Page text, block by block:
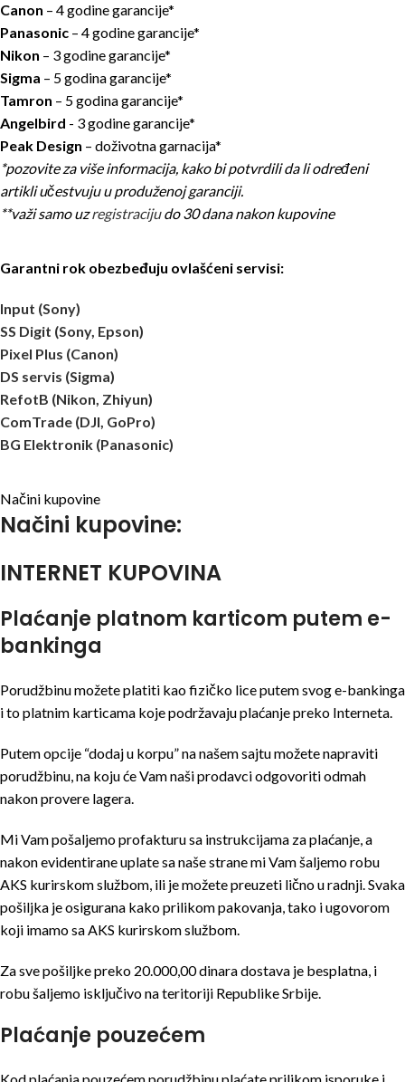
Canon – 4 godine garancije*
Panasonic – 4 godine garancije*
Nikon – 3 godine garancije*
Sigma – 5 godina garancije*
Tamron – 5 godina garancije*
Angelbird - 3 godine garancije*
Peak Design – doživotna garnacija*
*pozovite za više informacija, kako bi potvrdili da li određeni
artikli učestvuju u produženoj garanciji.
**važi samo uzregistracijudo 30 dana nakon kupovine
Garantni rok obezbeđuju ovlašćeni servisi:
Input (Sony)
SS Digit (Sony, Epson)
Pixel Plus (Canon)
DS servis (Sigma)
RefotB (Nikon, Zhiyun)
ComTrade (DJI, GoPro)
BG Elektronik (Panasonic)
Načini kupovine
Načini kupovine:
INTERNET KUPOVINA
Plaćanje platnom karticom putem e-
bankinga
Porudžbinu možete platiti kao fizičko lice putem svog e-bankinga
i to platnim karticama koje podržavaju plaćanje preko Interneta.
Putem opcije “dodaj u korpu” na našem sajtu možete napraviti
porudžbinu, na koju će Vam naši prodavci odgovoriti odmah
nakon provere lagera.
Mi Vam pošaljemo profakturu sa instrukcijama za plaćanje, a
nakon evidentirane uplate sa naše strane mi Vam šaljemo robu
AKS kurirskom službom, ili je možete preuzeti lično u radnji. Svaka
pošiljka je osigurana kako prilikom pakovanja, tako i ugovorom
koji imamo sa AKS kurirskom službom.
Za sve pošiljke preko 20.000,00 dinara dostava je besplatna, i
robu šaljemo isključivo na teritoriji Republike Srbije.
Plaćanje pouzećem